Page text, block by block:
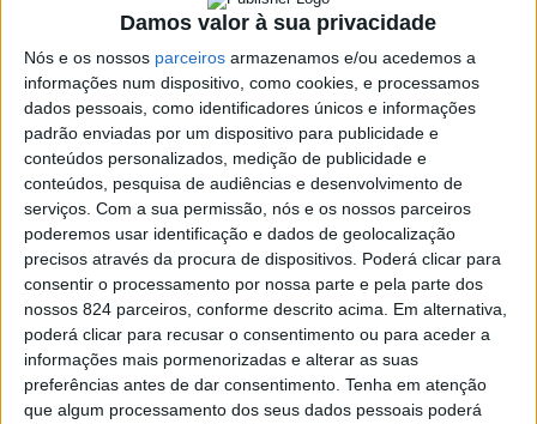
Damos valor à sua privacidade
Nós e os nossos parceiros armazenamos e/ou acedemos a
informações num dispositivo, como cookies, e processamos
dados pessoais, como identificadores únicos e informações
padrão enviadas por um dispositivo para publicidade e
conteúdos personalizados, medição de publicidade e
conteúdos, pesquisa de audiências e desenvolvimento de
serviços. Com a sua permissão, nós e os nossos parceiros
poderemos usar identificação e dados de geolocalização
precisos através da procura de dispositivos. Poderá clicar para
consentir o processamento por nossa parte e pela parte dos
nossos 824 parceiros, conforme descrito acima. Em alternativa,
poderá clicar para recusar o consentimento ou para aceder a
informações mais pormenorizadas e alterar as suas
preferências antes de dar consentimento. Tenha em atenção
que algum processamento dos seus dados pessoais poderá
Azemeis.net
8 de Agosto de 2022, 10:37